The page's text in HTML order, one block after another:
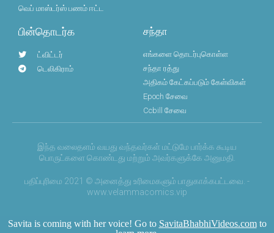
வெப் மாஸ்டர்ஸ் பணம் ஈட்ட
பின்தொடர்க
ட்விட்டர்
டெலிகிராம்
சந்தா
எங்களை தொடர்புகொள்ள
சந்தா ரத்து
அதிகம் கேட்கப்படும் கேள்விகள்
Epoch சேவை
Ccbill சேவை
இந்த வலைதளம் வயது வந்தவர்கள் மட்டுமே பார்க்க கூடிய
பொருட்களை கொண்டது மற்றும் அவர்களுக்கே அனுமதி.
பதிப்புரிமை 2021 © அனைத்து உரிமைகளும் பாதுகாக்கபட்டவை. -
www.velammacomics.vip
Savita is coming with her voice! Go to SavitaBhabhiVideos.comto